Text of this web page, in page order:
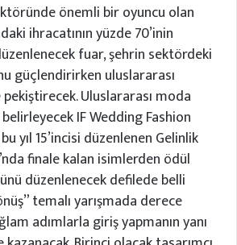
önemli bir oyuncu olan
ihracatının yüzde 70’inin
fuar, şehrin sektördeki
güçlendirirken uluslararası
Uluslararası moda
IF Wedding Fashion
yıl 15’incisi düzenlenen Gelinlik
finale kalan isimlerden ödül
düzenlenecek defilede belli
temalı yarışmada derece
adımlarla giriş yapmanın yanı